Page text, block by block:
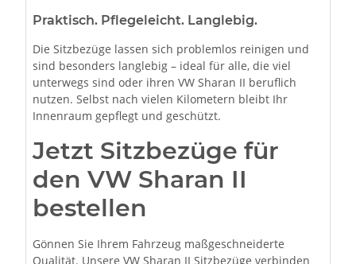
Praktisch. Pflegeleicht. Langlebig.
Die Sitzbezüge lassen sich problemlos reinigen und
sind besonders langlebig – ideal für alle, die viel
unterwegs sind oder ihren VW Sharan II beruflich
nutzen. Selbst nach vielen Kilometern bleibt Ihr
Innenraum gepflegt und geschützt.
Jetzt Sitzbezüge für
den VW Sharan II
bestellen
Gönnen Sie Ihrem Fahrzeug maßgeschneiderte
Qualität. Unsere VW Sharan II Sitzbezüge verbinden